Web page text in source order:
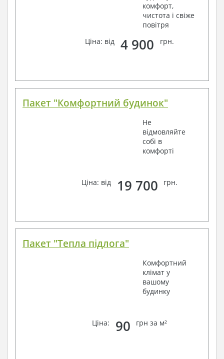
комфорт,
чистота і свіже
повітря
Ціна: від
4 900 грн.
Пакет "Комфортний будинок"
Не
відмовляйте
собі в
комфорті
Ціна: від 19 700 грн.
Пакет "Тепла підлога"
Комфортний
клімат у
вашому
будинку
Ціна: 90 грн за м²